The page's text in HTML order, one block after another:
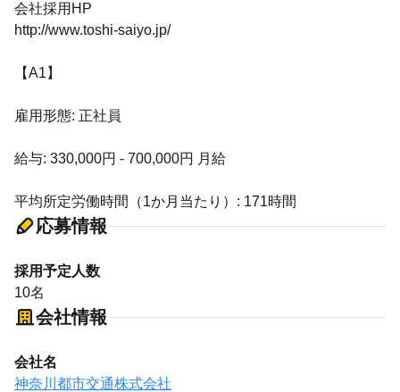
会社採用HP
http://www.toshi-saiyo.jp/
【A1】
雇用形態: 正社員
給与: 330,000円 - 700,000円 月給
平均所定労働時間（1か月当たり）: 171時間
応募情報
採用予定人数
10名
会社情報
会社名
神奈川都市交通株式会社